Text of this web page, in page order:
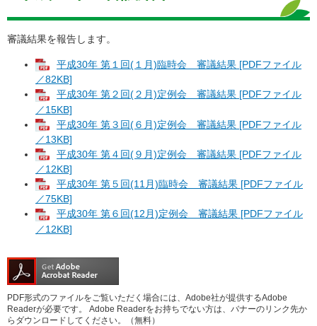
審議結果を報告します。
平成30年 第１回(１月)臨時会 審議結果 [PDFファイル
／82KB]
平成30年 第２回(２月)定例会 審議結果 [PDFファイル
／15KB]
平成30年 第３回(６月)定例会 審議結果 [PDFファイル
／13KB]
平成30年 第４回(９月)定例会 審議結果 [PDFファイル
／12KB]
平成30年 第５回(11月)臨時会 審議結果 [PDFファイル
／75KB]
平成30年 第６回(12月)定例会 審議結果 [PDFファイル
／12KB]
PDF形式のファイルをご覧いただく場合には、Adobe社が提供するAdobe
Readerが必要です。
Adobe Readerをお持ちでない方は、バナーのリンク先か
らダウンロードしてください。（無料）